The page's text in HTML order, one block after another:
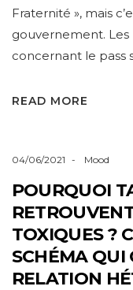
Fraternité », mais
gouvernement.
concernant le pass
READ MORE
04/06/2021 Mood
POURQUOI
TOXIQUES ?
SCHÉMA QUI
RELATION